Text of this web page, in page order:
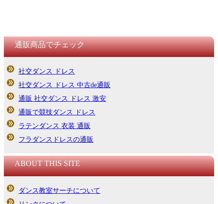
通販商品でチェック
社交ダンス ドレス
社交ダンス ドレス 中古de通販
通販 社交ダンス ドレス 激安
通販で競技ダンス ドレス
ラテンダンス 衣装 通販
フラダンスドレスの通販
ABOUT THIS SITE
ダンス教室サーチについて